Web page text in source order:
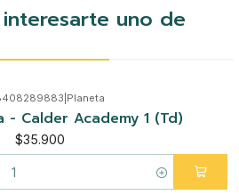
uno de
Planeta
- Calder Academy 1 (Td)
$35.900